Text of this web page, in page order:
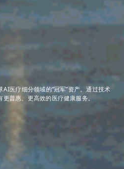
医疗细分领域的“冠军”资产。通过技术
普惠、更高效的医疗健康服务。